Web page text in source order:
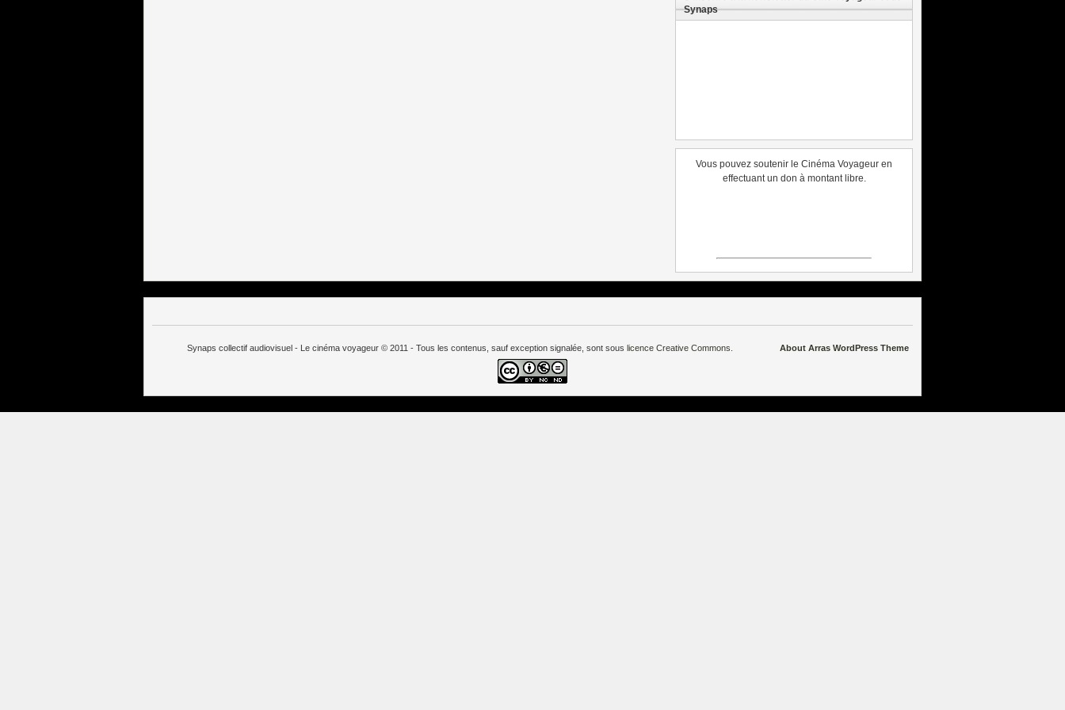
Synaps
Vous pouvez soutenir le Cinéma Voyageur en
effectuant un don à montant libre.
About Arras WordPress Theme
Synaps collectif audiovisuel - Le cinéma voyageur © 2011 - Tous les contenus, sauf exception signalée, sont sous licence Creative Commons